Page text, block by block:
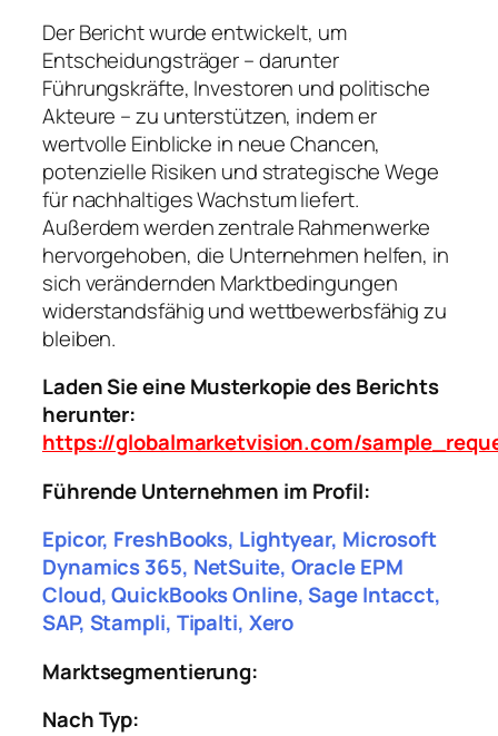
Der Bericht wurde entwickelt, um
Entscheidungsträger – darunter
Führungskräfte, Investoren und politische
Akteure – zu unterstützen, indem er
wertvolle Einblicke in neue Chancen,
potenzielle Risiken und strategische Wege
für nachhaltiges Wachstum liefert.
Außerdem werden zentrale Rahmenwerke
hervorgehoben, die Unternehmen helfen, in
sich verändernden Marktbedingungen
widerstandsfähig und wettbewerbsfähig zu
bleiben.
Laden Sie eine Musterkopie des Berichts
herunter:
https://globalmarketvision.com/
Führende Unternehmen im Profil:
Epicor, FreshBooks, Lightyear, Microsoft
Dynamics 365, NetSuite, Oracle EPM
Cloud, QuickBooks Online, Sage Intacct,
SAP, Stampli, Tipalti, Xero
Marktsegmentierung:
Nach Typ: